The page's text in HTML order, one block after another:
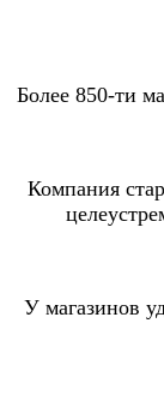
Более 850-ти
Компания
У магазинов